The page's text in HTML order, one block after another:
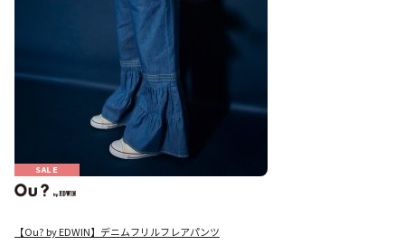
SALE
【Ou? by EDWIN】デニムフリルフレアパンツ